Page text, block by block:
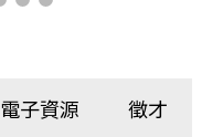
電子資源 徵才